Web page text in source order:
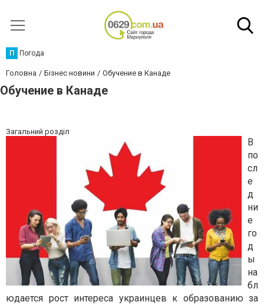
П Погода
Головна Бізнес новини Обучение в Канаде
Обучение в Канаде
Загальний розділ
В
по
сл
е
д
ни
е
го
д
ы
на
бл
юдается рост интереса украинцев к образованию за